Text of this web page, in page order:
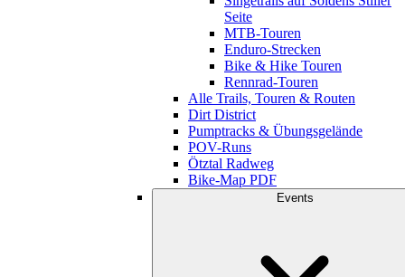
Seite
MTB-Touren
Enduro-Strecken
Bike & Hike Touren
Rennrad-Touren
Alle Trails, Touren & Routen
Dirt District
Pumptracks & Übungsgelände
POV-Runs
Ötztal Radweg
Bike-Map PDF
Events